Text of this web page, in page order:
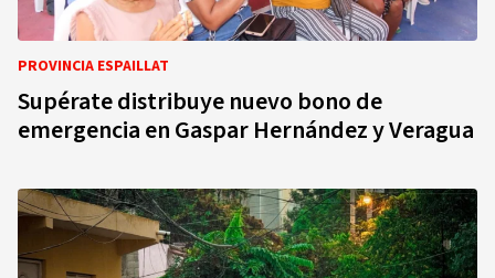
PROVINCIA ESPAILLAT
Supérate distribuye nuevo bono de
emergencia en Gaspar Hernández y Veragua